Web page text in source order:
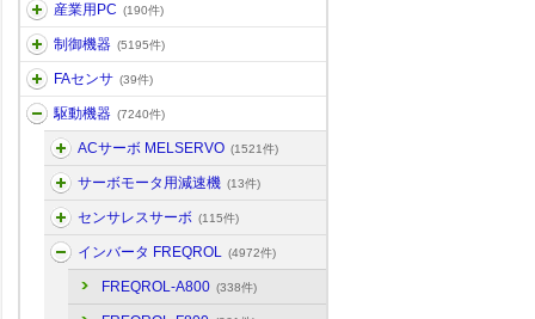
産業用PC (190件)
制御機器 (5195件)
FAセンサ (39件)
駆動機器 (7240件)
ACサーボ MELSERVO (1521件)
サーボモータ用減速機 (13件)
センサレスサーボ (115件)
インバータ FREQROL (4972件)
FREQROL-A800 (338件)